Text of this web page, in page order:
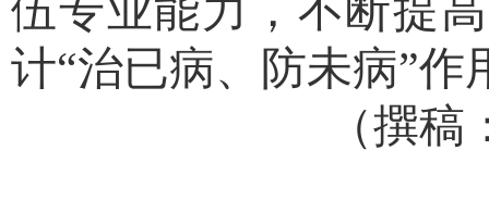
伍专业能力，不断提
计“治已病、防未病”
（撰